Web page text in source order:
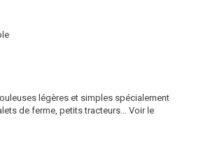
légères et simples spécialement
de ferme, petits tracteurs...
Voir le